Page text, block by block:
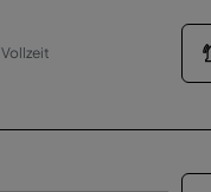
Vollzeit